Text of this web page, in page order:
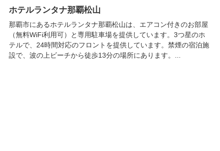
ホテルランタナ那覇松山
那覇市にあるホテルランタナ那覇松山は、エアコン付きのお部屋
（無料WiFi利用可）と専用駐車場を提供しています。3つ星のホ
テルで、24時間対応のフロントを提供しています。禁煙の宿泊施
設で、波の上ビーチから徒歩13分の場所にあります。...